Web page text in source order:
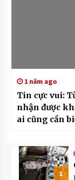
1 năm ago
Tin cực vui:
nhận được
ai cũng cần
1